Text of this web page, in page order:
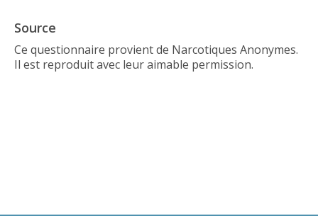
Source
Ce questionnaire provient de Narcotiques Anonymes.
Il est reproduit avec leur aimable permission.